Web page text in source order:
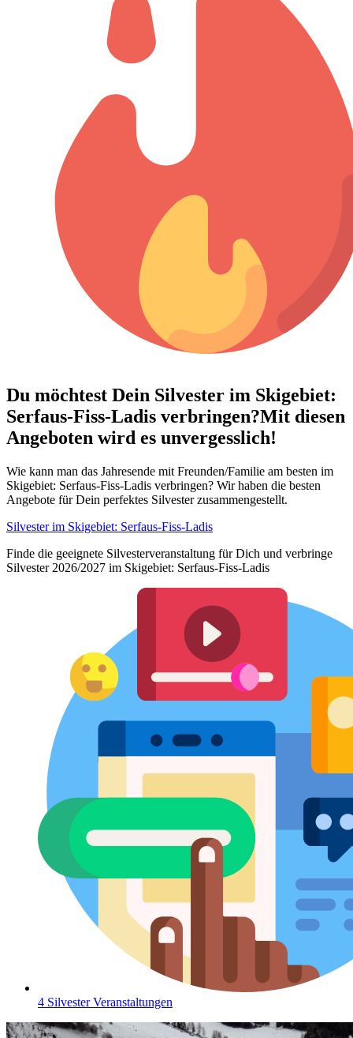
Du möchtest Dein Silvester im Skigebiet:
Serfaus-Fiss-Ladis verbringen?Mit diesen
Angeboten wird es unvergesslich!
Wie kann man das Jahresende mit Freunden/Familie am besten im
Skigebiet: Serfaus-Fiss-Ladis verbringen? Wir haben die besten
Angebote für Dein perfektes Silvester zusammengestellt.
Silvester im Skigebiet: Serfaus-Fiss-Ladis
Finde die geeignete Silvesterveranstaltung für Dich und verbringe
Silvester 2026/2027 im Skigebiet: Serfaus-Fiss-Ladis
4 Silvester Veranstaltungen